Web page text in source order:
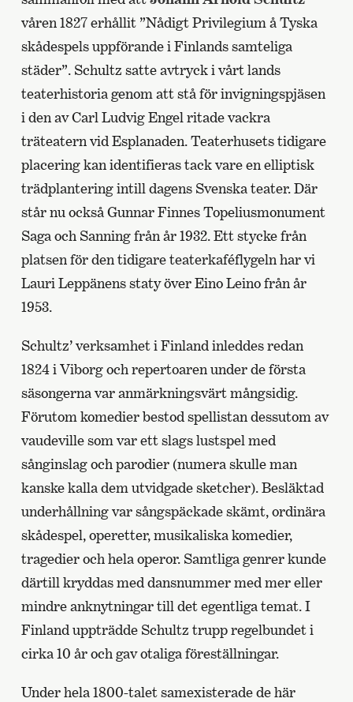
våren 1827 erhållit ”Nådigt Privilegium å Tyska
skådespels uppförande i Finlands samteliga
städer”. Schultz satte avtryck i vårt lands
teaterhistoria genom att stå för invigningspjäsen
i den av Carl Ludvig Engel ritade vackra
träteatern vid Esplanaden. Teaterhusets tidigare
placering kan identifieras tack vare en elliptisk
trädplantering intill dagens Svenska teater. Där
står nu också Gunnar Finnes Topeliusmonument
Saga och Sanning från år 1932. Ett stycke från
platsen för den tidigare teaterkaféflygeln har vi
Lauri Leppänens staty över Eino Leino från år
1953.
Schultz’ verksamhet i Finland inleddes redan
1824 i Viborg och repertoaren under de första
säsongerna var anmärkningsvärt mångsidig.
Förutom komedier bestod spellistan dessutom av
vaudeville som var ett slags lustspel med
sånginslag och parodier (numera skulle man
kanske kalla dem utvidgade sketcher). Besläktad
underhållning var sångspäckade skämt, ordinära
skådespel, operetter, musikaliska komedier,
tragedier och hela operor. Samtliga genrer kunde
därtill kryddas med dansnummer med mer eller
mindre anknytningar till det egentliga temat. I
Finland uppträdde Schultz trupp regelbundet i
cirka 10 år och gav otaliga föreställningar.
Under hela 1800-talet samexisterade de här